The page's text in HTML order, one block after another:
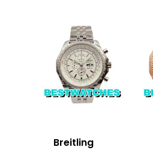
Breitling